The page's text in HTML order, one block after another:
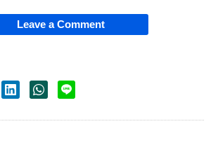
Leave a Comment